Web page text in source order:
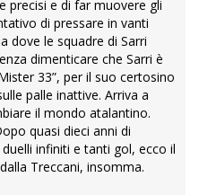
precisi e di far muovere gli
di pressare in vanti
dove le squadre di Sarri
dimenticare che Sarri è
33”, per il suo certosino
palle inattive. Arriva a
il mondo atalantino.
quasi dieci anni di
infiniti e tanti gol, ecco il
Treccani, insomma.